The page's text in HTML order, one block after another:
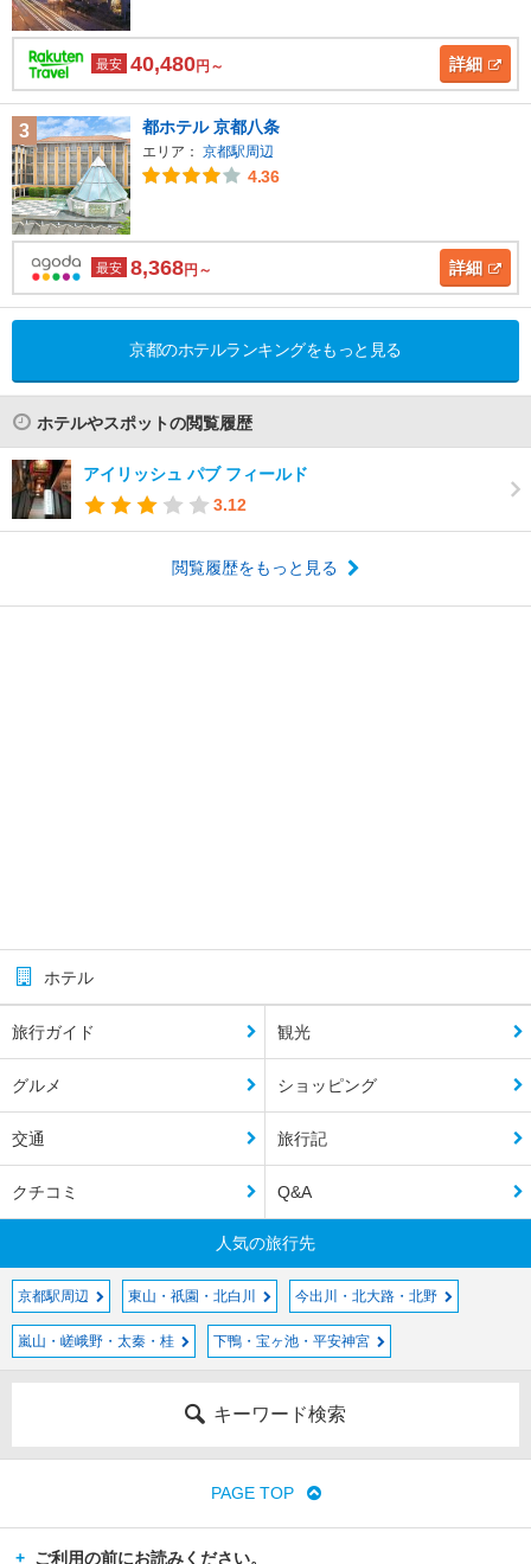
最安 40,480円～ 詳細
3 都ホテル 京都八条
エリア： 京都駅周辺
4.36
最安 8,368円～ 詳細
京都のホテルランキングをもっと見る
ホテルやスポットの閲覧履歴
アイリッシュ パブ フィールド
3.12
閲覧履歴をもっと見る
ホテル
旅行ガイド 観光
グルメ ショッピング
交通 旅行記
クチコミ Q&A
人気の旅行先
京都駅周辺 東山・祇園・北白川 今出川・北大路・北野
嵐山・嵯峨野・太秦・桂 下鴨・宝ヶ池・平安神宮
キーワード検索
PAGE TOP
ご利用の前にお読みください。